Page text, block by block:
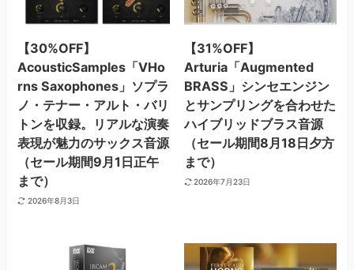
【30%OFF】
AcousticSamples「VHo
rns Saxophones」ソプラ
ノ・テナー・アルト・バリ
トンを収録。リアルな演奏
表現が魅力のサックス音源
（セール期間9月1日正午
まで）
2026年8月3日
【31%OFF】
Arturia「Augmented
BRASS」シンセエンジン
とサンプリングを合わせた
ハイブリッドブラス音源
（セール期間8月18日夕方
まで）
2026年7月23日